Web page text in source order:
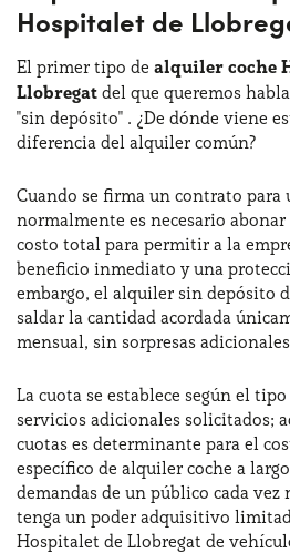
Hospitalet de
El primer tipo de alquiler coche
Llobregat del que queremos
"sin depósito" . ¿De dónde viene
diferencia del alquiler común?
Cuando se firma un contrato para
normalmente es necesario
costo total para permitir a la
beneficio inmediato y una
embargo, el alquiler sin depósito
saldar la cantidad acordada
mensual, sin sorpresas
La cuota se establece según el
servicios adicionales solicitados;
cuotas es determinante para el
específico de alquiler coche a
demandas de un público cada vez
tenga un poder adquisitivo
Hospitalet de Llobregat de